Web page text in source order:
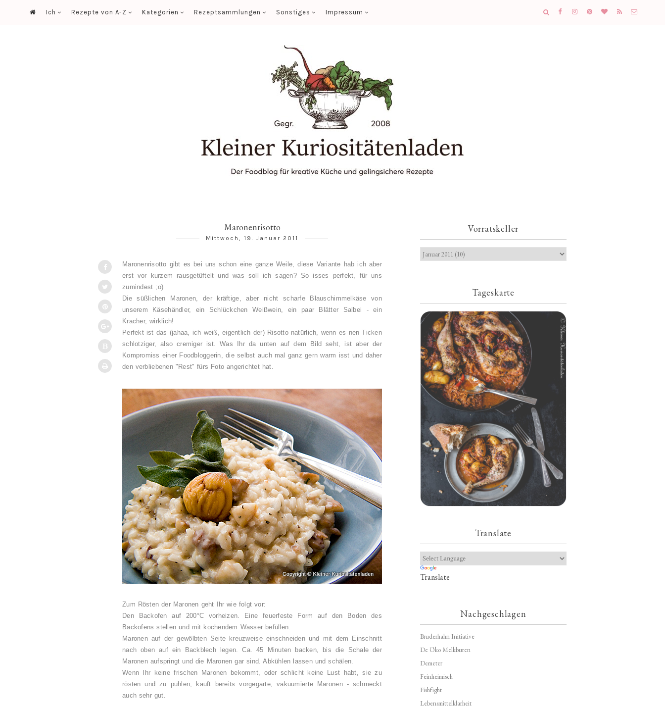
Ich Rezepte von A-Z Kategorien Rezeptsammlungen Sonstiges Impressum
Maronenrisotto
Mittwoch, 19. Januar 2011
Maronenrisotto gibt es bei uns schon eine ganze Weile, diese Variante hab ich aber
erst vor kurzem rausgetüftelt und was soll ich sagen? So isses perfekt, für uns
zumindest ;o)
Die süßlichen Maronen, der kräftige, aber nicht scharfe Blauschimmelkäse von
unserem Käsehändler, ein Schlückchen Weißwein, ein paar Blätter Salbei - ein
Kracher, wirklich!
Perfekt ist das (jahaa, ich weiß, eigentlich der) Risotto natürlich, wenn es nen Ticken
schlotziger, also cremiger ist. Was Ihr da unten auf dem Bild seht, ist aber der
Kompromiss einer Foodbloggerin, die selbst auch mal ganz gern warm isst und daher
den verbliebenen "Rest" fürs Foto angerichtet hat.
Zum Rösten der Maronen geht Ihr wie folgt vor:
Den Backofen auf 200°C vorheizen. Eine feuerfeste Form auf den Boden des
Backofens stellen und mit kochendem Wasser befüllen.
Maronen auf der gewölbten Seite kreuzweise einschneiden und mit dem Einschnitt
nach oben auf ein Backblech legen. Ca. 45 Minuten backen, bis die Schale der
Maronen aufspringt und die Maronen gar sind. Abkühlen lassen und schälen.
Wenn Ihr keine frischen Maronen bekommt, oder schlicht keine Lust habt, sie zu
rösten und zu puhlen, kauft bereits vorgegarte, vakuumierte Maronen - schmeckt
auch sehr gut.
Vorratskeller
Tageskarte
Geschmorte Hähnchenschenkel auf
Paprikakraut und kleinen Kartoffeln
Translate
Translate
Nachgeschlagen
Bruderhahn Initiative
De Öko Melkburen
Demeter
Feinheimisch
Fishfight
Lebensmittelklarheit